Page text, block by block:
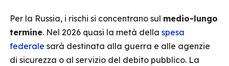
Per la Russia, i rischi si concentrano sul medio-lungo
termine. Nel 2026 quasi la metà della spesa
federale sarà destinata alla guerra e alle agenzie
di sicurezza o al servizio del debito pubblico. La